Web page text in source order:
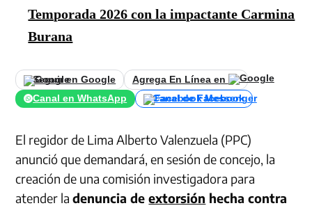
Temporada 2026 con la impactante Carmina
Burana
Seguir en Google
Agrega En Línea en
Canal en WhatsApp
Canal de Facebook
El regidor de Lima Alberto Valenzuela (PPC)
anunció que demandará, en sesión de concejo, la
creación de una comisión investigadora para
atender ladenuncia deextorsión hecha contra